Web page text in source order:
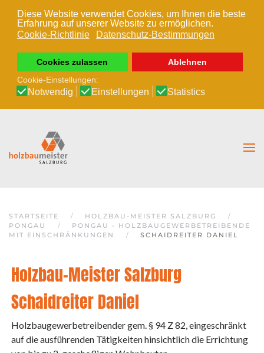
Diese Website verwendet Cookies, um Ihnen die beste
Erfahrung auf unserer Website zu ermöglichen.
Cookie-Richtlinie
Datenschutz-Bestimmungen
Cookies zulassen
Ablehnen
Cookie-Einstellungen:
Notwendig Einstellungen Statistics
Zum Hauptinhalt springen
STARTSEITE
HOLZBAU-MEISTER SALZBURG
PONGAU
PONGAU - HOLZBAUGEWERBETREIBENDE
MIT EINSCHRÄNKUNGEN
SCHAIDREITER DANIEL
Holzbau-Meister Salzburg
Schaidreiter Daniel
Holzbaugewerbetreibender gem. § 94 Z 82, eingeschränkt
auf die ausführenden Tätigkeiten hinsichtlich die Errichtung